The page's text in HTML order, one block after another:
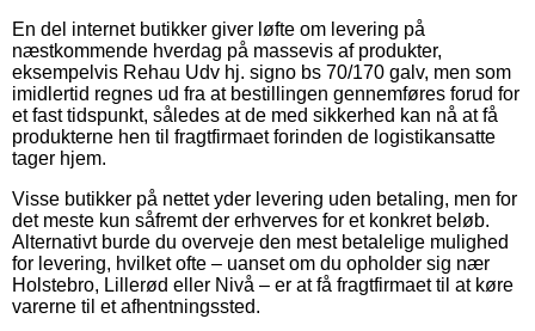
En del internet butikker giver løfte om levering på
næstkommende hverdag på massevis af produkter,
eksempelvis Rehau Udv hj. signo bs 70/170 galv, men som
imidlertid regnes ud fra at bestillingen gennemføres forud for
et fast tidspunkt, således at de med sikkerhed kan nå at få
produkterne hen til fragtfirmaet forinden de logistikansatte
tager hjem.
Visse butikker på nettet yder levering uden betaling, men for
det meste kun såfremt der erhverves for et konkret beløb.
Alternativt burde du overveje den mest betalelige mulighed
for levering, hvilket ofte – uanset om du opholder sig nær
Holstebro, Lillerød eller Nivå – er at få fragtfirmaet til at køre
varerne til et afhentningssted.